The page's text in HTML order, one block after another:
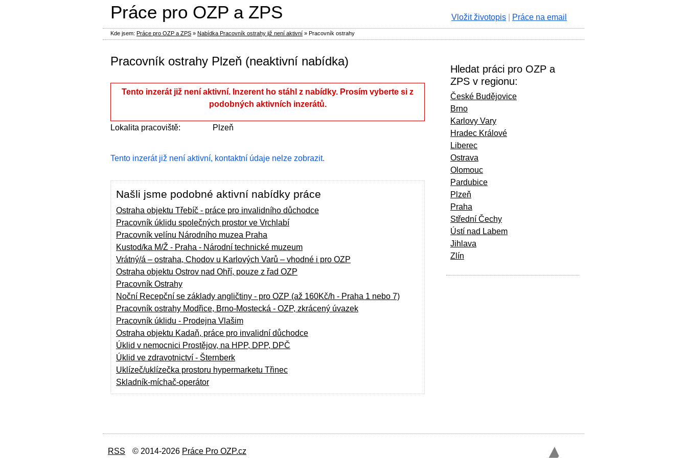
Pracovník ostrahy Plzeň (neaktivní nabídka)
Tento inzerát již není aktivní. Inzerent ho stáhl z nabídky. Prosím vyberte si z
podobných aktivních inzerátů.
Lokalita pracoviště: Plzeň
Tento inzerát již není aktivní, kontaktní údaje nelze zobrazit.
Našli jsme podobné aktivní nabídky práce
Ostraha objektu Třebíč - práce pro invalidního důchodce
Pracovník úklidu společných prostor ve Vrchlabí
Pracovník velínu Národního muzea Praha
Kustod/ka M/Ž - Praha - Národní technické muzeum
Vrátný/á – ostraha, Chodov u Karlových Varů – vhodné i pro OZP
Ostraha objektu Ostrov nad Ohří, pouze z řad OZP
Pracovník Ostrahy
Noční Recepční se základy angličtiny - pro OZP (až 160Kč/h - Praha 1 nebo 7)
Pracovník ostrahy Modřice, Brno-Mostecká - OZP, zkrácený úvazek
Pracovník úklidu - Prodejna Vlašim
Ostraha objektu Kadaň, práce pro invalidní důchodce
Úklid v nemocnici Prostějov, na HPP, DPP, DPČ
Úklid ve zdravotnictví - Šternberk
Uklízeč/uklízečka prostoru hypermarketu Třinec
Skladník-míchač-operátor
Hledat práci pro OZP a
ZPS v regionu:
České Budějovice
Brno
Karlovy Vary
Hradec Králové
Liberec
Ostrava
Olomouc
Pardubice
Plzeň
Praha
Střední Čechy
Ústí nad Labem
Jihlava
Zlín
Práce pro OZP a ZPS Vložit životopis Práce na email
RSS © 2014-2026 Práce Pro OZP.cz
Kde jsem: Práce pro OZP a ZPS » Nabídka Pracovník ostrahy již není aktivní » Pracovník ostrahy